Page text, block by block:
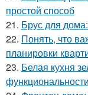
простой способ
21. Брус для
22. Понять, что
планировки
23. Белая кухня
функциональности